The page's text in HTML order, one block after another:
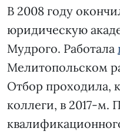
В 2008 году
юридическую
Мудрого. Работала
Мелитопольском
Отбор проходила,
коллеги, в 2017-м.